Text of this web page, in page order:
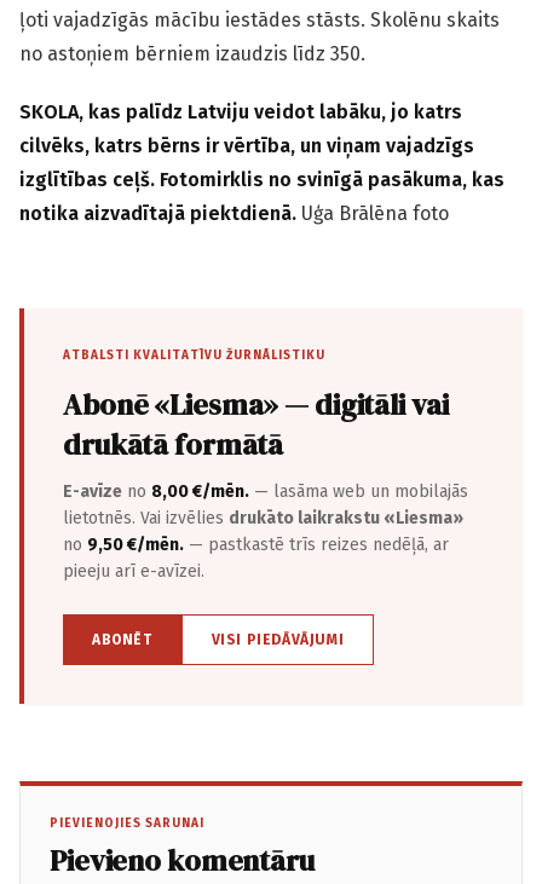
ļoti vajadzīgās mācību iestādes stāsts. Skolēnu skaits
no astoņiem bērniem izaudzis līdz 350.
SKOLA, kas palīdz Latviju veidot labāku, jo katrs
cilvēks, katrs bērns ir vērtība, un viņam vajadzīgs
izglītības ceļš. Fotomirklis no svinīgā pasākuma, kas
notika aizvadītajā piektdienā. Uģa Brālēna foto
ATBALSTI KVALITATĪVU ŽURNĀLISTIKU
Abonē «Liesma» — digitāli vai
drukātā formātā
E-avīze no 8,00 €/mēn. — lasāma web un mobilajās
lietotnēs. Vai izvēlies drukāto laikrakstu «Liesma»
no 9,50 €/mēn. — pastkastē trīs reizes nedēļā, ar
pieeju arī e-avīzei.
ABONĒT VISI PIEDĀVĀJUMI
PIEVIENOJIES SARUNAI
Pievieno komentāru